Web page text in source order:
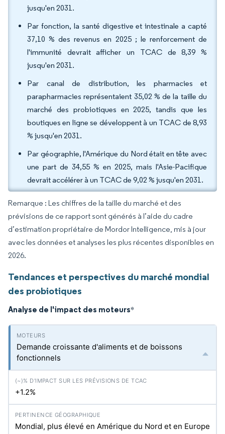
jusqu'en 2031.
Par fonction, la santé digestive et intestinale a capté
37,10 % des revenus en 2025 ; le renforcement de
l'immunité devrait afficher un TCAC de 8,39 %
jusqu'en 2031.
Par canal de distribution, les pharmacies et
parapharmacies représentaient 35,02 % de la taille du
marché des probiotiques en 2025, tandis que les
boutiques en ligne se développent à un TCAC de 8,93
% jusqu'en 2031.
Par géographie, l'Amérique du Nord était en tête avec
une part de 34,55 % en 2025, mais l'Asie-Pacifique
devrait accélérer à un TCAC de 9,02 % jusqu'en 2031.
Remarque : Les chiffres de la taille du marché et des
prévisions de ce rapport sont générés à l’aide du cadre
d’estimation propriétaire de Mordor Intelligence, mis à jour
avec les données et analyses les plus récentes disponibles en
2026.
Tendances et perspectives du marché mondial
des probiotiques
Analyse de l'impact des moteurs*
Demande croissante d'aliments et de boissons
fonctionnels
+1.2%
Mondial, plus élevé en Amérique du Nord et en Europe